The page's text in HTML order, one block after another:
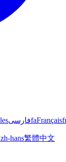
esفارسیfaFrançais
zh-hans繁體中文